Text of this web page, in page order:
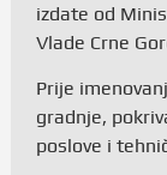
izdate od
Vlade Crne
Prije
gradnje,
poslove i